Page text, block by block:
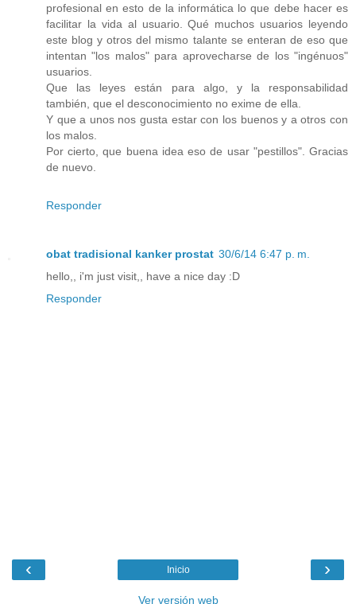
profesional en esto de la informática lo que debe hacer es
facilitar la vida al usuario. Qué muchos usuarios leyendo
este blog y otros del mismo talante se enteran de eso que
intentan "los malos" para aprovecharse de los "ingénuos"
usuarios.
Que las leyes están para algo, y la responsabilidad
también, que el desconocimiento no exime de ella.
Y que a unos nos gusta estar con los buenos y a otros con
los malos.
Por cierto, que buena idea eso de usar "pestillos". Gracias
de nuevo.
Responder
obat tradisional kanker prostat 30/6/14 6:47 p. m.
hello,, i'm just visit,, have a nice day :D
Responder
‹ ›
Inicio
Ver versión web